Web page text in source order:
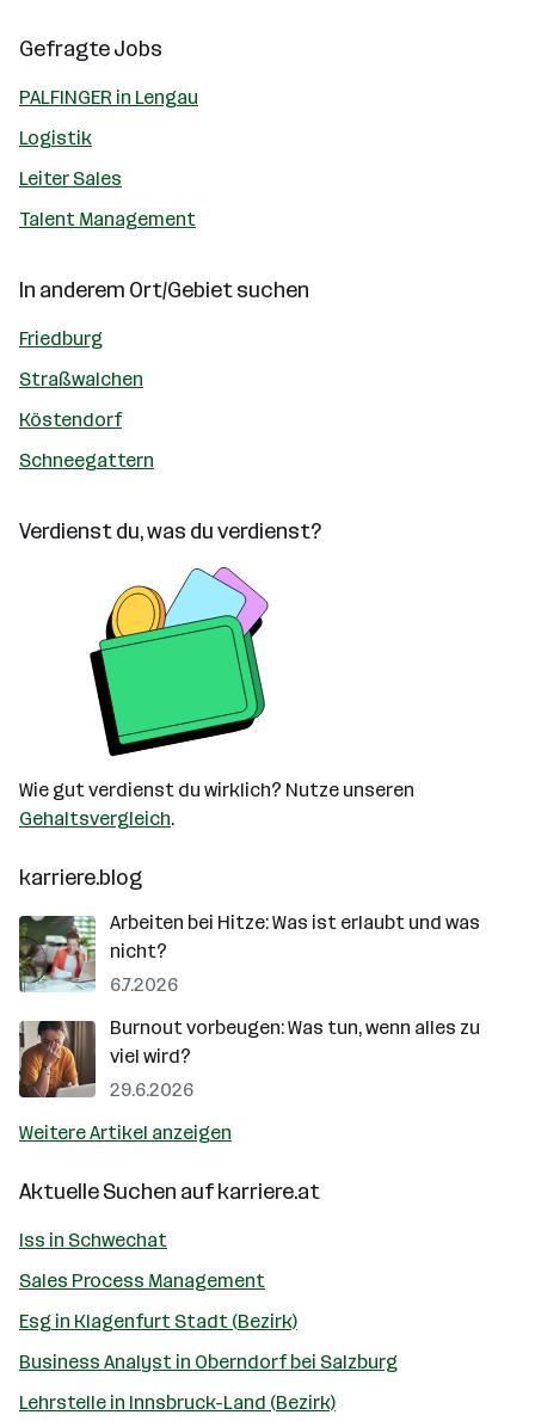
Gefragte Jobs
PALFINGER in Lengau
Logistik
Leiter Sales
Talent Management
In anderem Ort/Gebiet suchen
Friedburg
Straßwalchen
Köstendorf
Schneegattern
Verdienst du, was du verdienst?
Wie gut verdienst du wirklich? Nutze unseren
Gehaltsvergleich.
karriere.blog
Arbeiten bei Hitze: Was ist erlaubt und was
nicht?
6.7.2026
Burnout vorbeugen: Was tun, wenn alles zu
viel wird?
29.6.2026
Weitere Artikel anzeigen
Aktuelle Suchen aufkarriere.at
Iss in Schwechat
Sales Process Management
Esg in Klagenfurt Stadt (Bezirk)
Business Analyst in Oberndorf bei Salzburg
Lehrstelle in Innsbruck-Land (Bezirk)